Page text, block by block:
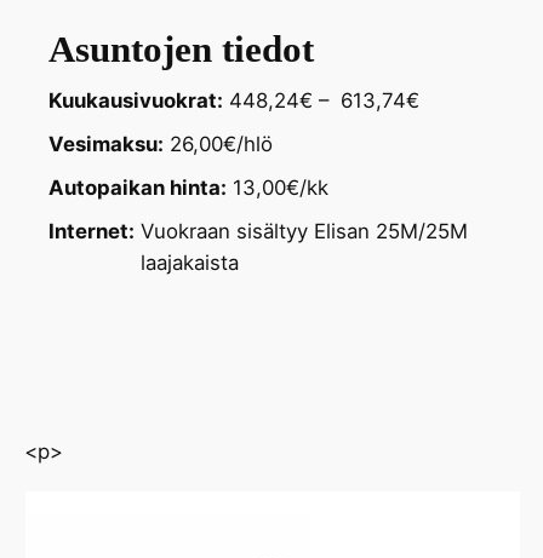
Asuntojen tiedot
Kuukausivuokrat: 448,24€ – 613,74€
Vesimaksu: 26,00€/hlö
Autopaikan hinta: 13,00€/kk
Internet: Vuokraan sisältyy Elisan 25M/25M
laajakaista
<p>